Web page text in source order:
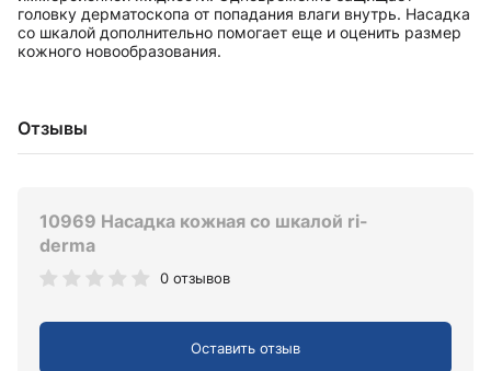
головку дерматоскопа от попадания влаги внутрь. Насадка
со шкалой дополнительно помогает еще и оценить размер
кожного новообразования.
Отзывы
10969 Насадка кожная со шкалой ri-
derma
0 отзывов
Оставить отзыв